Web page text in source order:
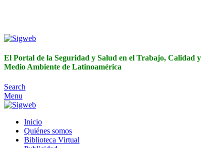
El Portal de la Seguridad y Salud en el Trabajo, Calidad y
Medio Ambiente de Latinoamérica
Search
Menu
Inicio
Quiénes somos
Biblioteca Virtual